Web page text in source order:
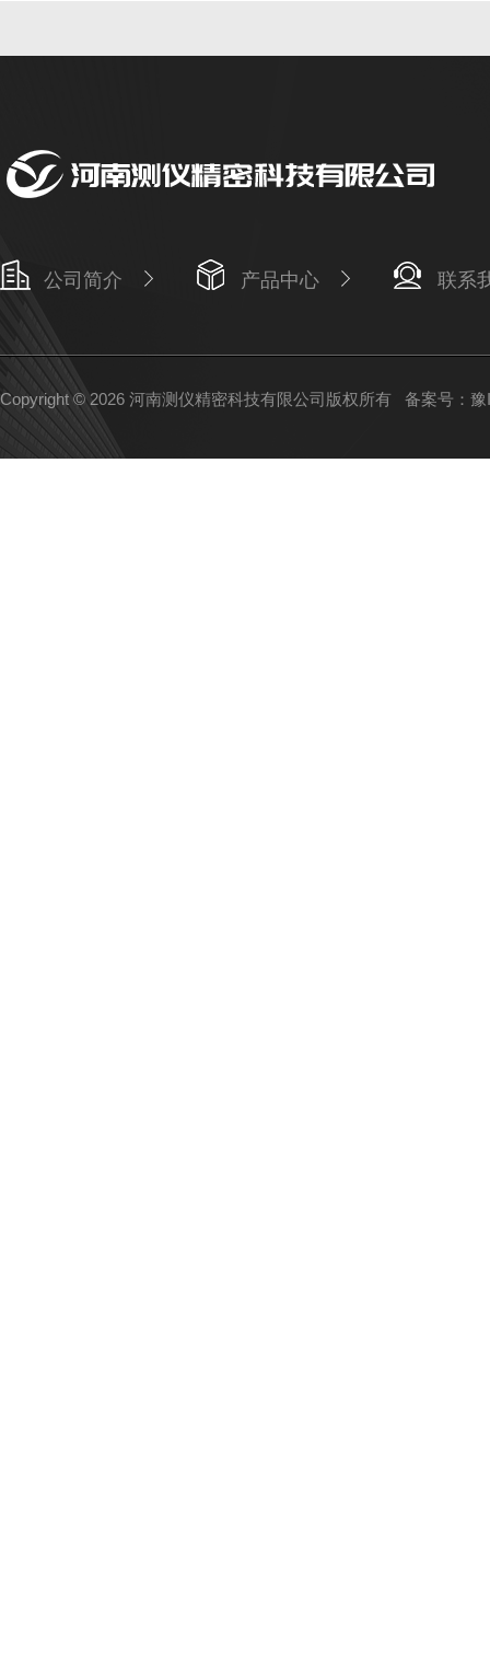
公司简介 产品中心 联系
Copyright © 2026 河南测仪精密科技有限公司版权所有 备案号：